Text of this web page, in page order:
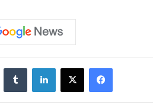
فيسبوك ‫X لينكدإن ‏Tumblr